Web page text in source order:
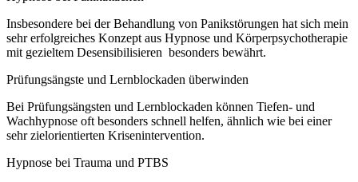
Insbesondere bei der Behandlung von Panikstörungen hat sich mein
sehr erfolgreiches Konzept aus Hypnose und Körperpsychotherapie
mit gezieltem Desensibilisieren besonders bewährt.
Prüfungsängste und Lernblockaden überwinden
Bei Prüfungsängsten und Lernblockaden können Tiefen- und
Wachhypnose oft besonders schnell helfen, ähnlich wie bei einer
sehr zielorientierten Krisenintervention.
Hypnose bei Trauma und PTBS